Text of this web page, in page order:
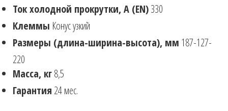
Ток холодной прокрутки, А (EN)330
Клеммы Конус узкий
Размеры (длина-ширина-высота), мм 187-127-
220
Масса, кг8,5
Гарантия 24 мес.